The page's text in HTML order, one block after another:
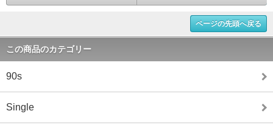
ページの先頭へ戻る
この商品のカテゴリー
90s
Single